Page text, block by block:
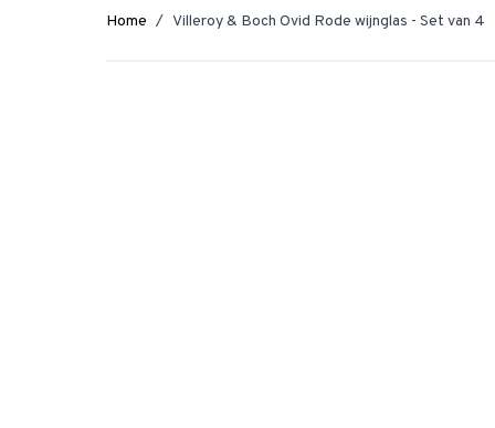
Home / Villeroy & Boch Ovid Rode wijnglas - Set van 4